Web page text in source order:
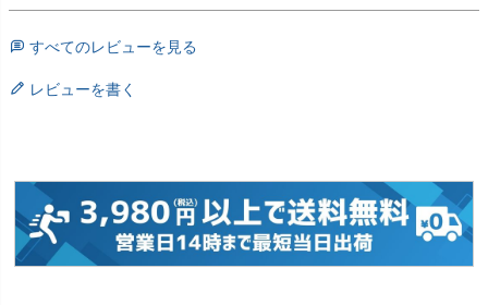
すべてのレビューを見る
レビューを書く